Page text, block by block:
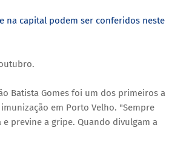
na capital podem ser conferidos neste
Batista Gomes foi um dos primeiros a
em Porto Velho. "Sempre
previne a gripe. Quando divulgam a